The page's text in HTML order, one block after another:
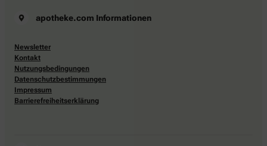
apotheke.com Informationen
Newsletter
Kontakt
Nutzungsbedingungen
Datenschutzbestimmungen
Impressum
Barrierefreiheitserklärung